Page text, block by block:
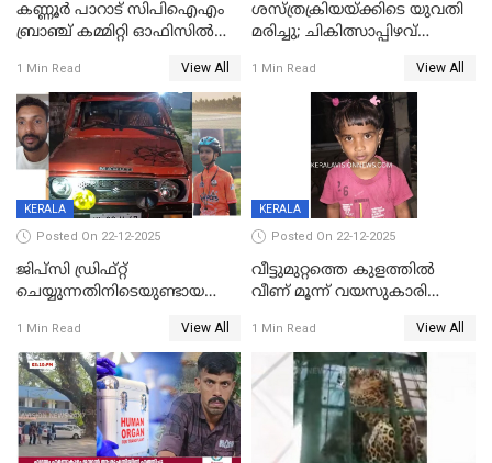
കണ്ണൂർ പാറാട് സിപിഐഎം
ബ്രാഞ്ച് കമ്മിറ്റി ഓഫിസിൽ
ചിത്രങ്ങളടക്കം കത്തിയ
നിലയിൽ
1 Min Read View All
ശസ്ത്രക്രിയയ്‌ക്കിടെ യുവതി
മരിച്ചു; ചികിത്സാപ്പിഴവ്
സംഭവം മാവേലിക്കരയിൽ
1 Min Read View All
KERALA
Posted On 22-12-2025
ജിപ്സി ഡ്രിഫ്റ്റ്
ചെയ്യുന്നതിനിടെയുണ്ടായ
ദാരുണാന്ത്യം; ജീപ്സി
ഓടിച്ചയാൾ അറസ്റ്റിൽ.
1 Min Read View All
KERALA
Posted On 22-12-2025
വീട്ടുമുറ്റത്തെ കുളത്തിൽ
വീണ് മൂന്ന് വയസുകാരി
1 Min Read View All